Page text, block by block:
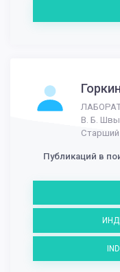
В. Б.
Старший
Публикаций в